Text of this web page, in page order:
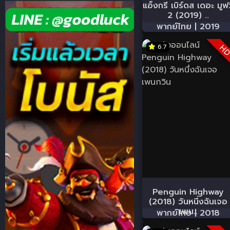
แอ็งกรี เบิร์ดส เดอะ มู
2 (2019) ..
พากย์ไทย | 2019
6.7
Penguin Highway
(2018) วันหนึ่งฉันเจอ
เพน..
พากย์ไทย | 2018